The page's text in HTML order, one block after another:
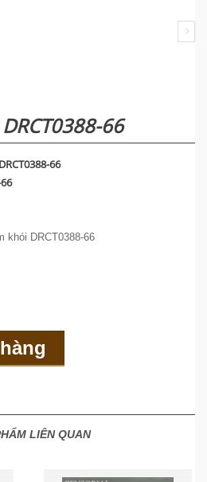
66
66
khói DRCT0388-66
LIÊN QUAN